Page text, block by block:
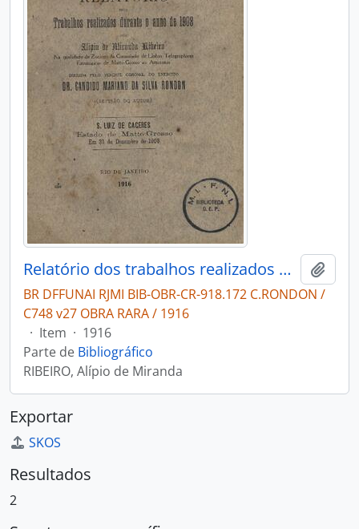
Relatório dos trabalhos realizados durante o ano de 1908
BR DFFUNAI RJMI BIB-OBR-CR-918.172 C.RONDON /
C748 v27 OBRA RARA / 1916
· Item · 1916
Parte de Bibliográfico
RIBEIRO, Alípio de Miranda
Exportar
SKOS
Resultados
2